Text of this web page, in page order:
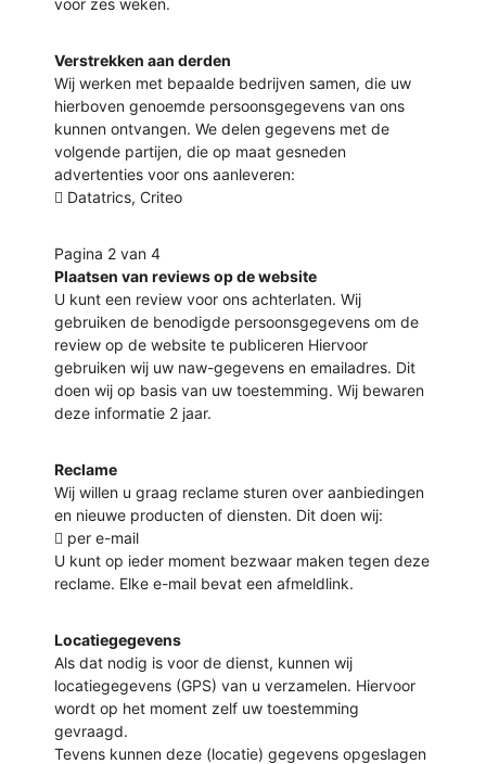
Verstrekken aan derden
Wij werken met bepaalde bedrijven samen, die uw
hierboven genoemde persoonsgegevens van ons
kunnen ontvangen. We delen gegevens met de
volgende partijen, die op maat gesneden
advertenties voor ons aanleveren:
 Datatrics, Criteo
Pagina 2 van 4
Plaatsen van reviews op de website
U kunt een review voor ons achterlaten. Wij
gebruiken de benodigde persoonsgegevens om de
review op de website te publiceren Hiervoor
gebruiken wij uw naw-gegevens en emailadres. Dit
doen wij op basis van uw toestemming. Wij bewaren
deze informatie 2 jaar.
Reclame
Wij willen u graag reclame sturen over aanbiedingen
en nieuwe producten of diensten. Dit doen wij:
 per e-mail
U kunt op ieder moment bezwaar maken tegen deze
reclame. Elke e-mail bevat een afmeldlink.
Locatiegegevens
Als dat nodig is voor de dienst, kunnen wij
locatiegegevens (GPS) van u verzamelen. Hiervoor
wordt op het moment zelf uw toestemming
gevraagd.
Tevens kunnen deze (locatie) gegevens opgeslagen